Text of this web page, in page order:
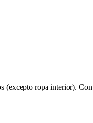
(excepto ropa interior).